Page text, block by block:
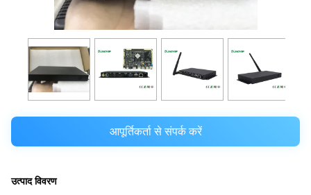
आपूर्तिकर्ता से संपर्क करें
उत्पाद विवरण